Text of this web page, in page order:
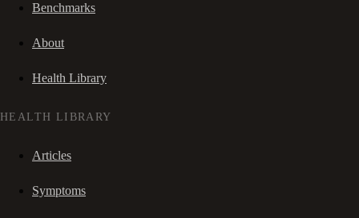
Benchmarks
About
Health Library
HEALTH LIBRARY
Articles
Symptoms